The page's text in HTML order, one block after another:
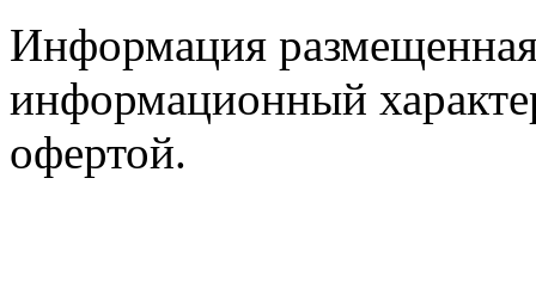
Информация
информационный
офертой.